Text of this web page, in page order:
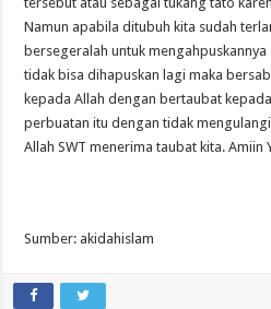
Namun apabila ditubuh kita sudah
bersegeralah untuk
tidak bisa dihapuskan lagi maka
kepada Allah dengan bertaubat
perbuatan itu dengan tidak
Allah SWT menerima taubat kita. Amiin
Sumber: akidahislam